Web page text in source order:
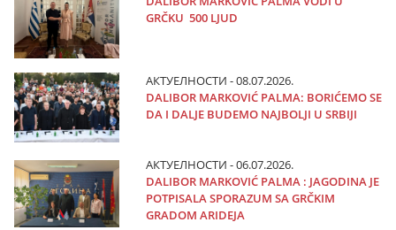
GRČKU 500 LJUD
АКТУЕЛНОСТИ - 08.07.2026.
DALIBOR MARKOVIĆ PALMA: BORIĆEMO SE
DA I DALJE BUDEMO NAJBOLJI U SRBIJI
АКТУЕЛНОСТИ - 06.07.2026.
DALIBOR MARKOVIĆ PALMA : JAGODINA JE
POTPISALA SPORAZUM SA GRČKIM
GRADOM ARIDEJA